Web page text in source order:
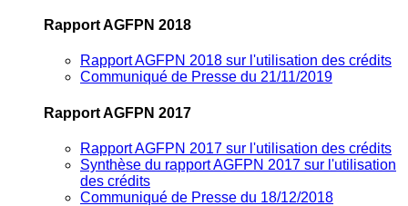
Rapport AGFPN 2018
Rapport AGFPN 2018 sur l'utilisation des crédits
Communiqué de Presse du 21/11/2019
Rapport AGFPN 2017
Rapport AGFPN 2017 sur l'utilisation des crédits
Synthèse du rapport AGFPN 2017 sur l'utilisation
des crédits
Communiqué de Presse du 18/12/2018